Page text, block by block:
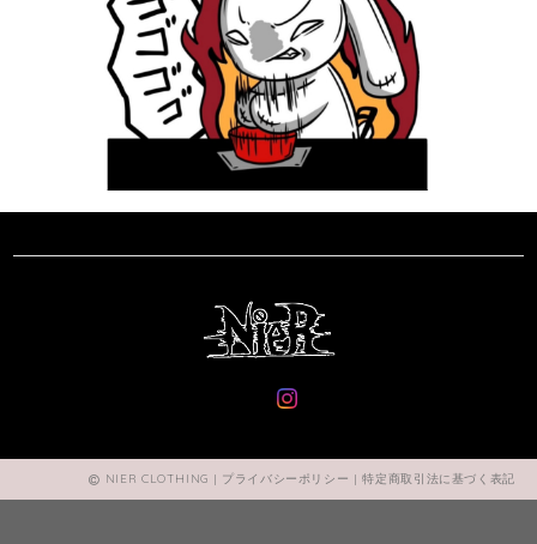
NIER CLOTHING | プライバシーポリシー |特定商取引法に基づく表記